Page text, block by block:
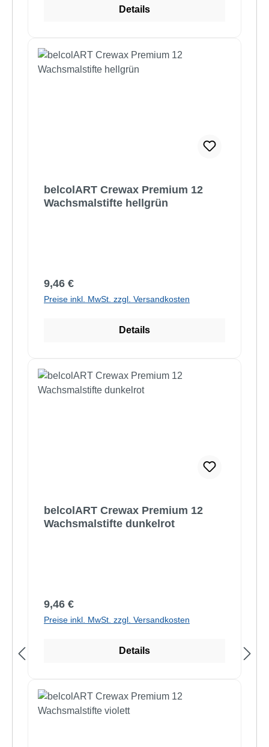
Details
belcolART Crewax Premium 12
Wachsmalstifte hellgrün
Regulärer Preis:
9,46 €
Preise inkl. MwSt. zzgl. Versandkosten
Details
belcolART Crewax Premium 12
Wachsmalstifte dunkelrot
Regulärer Preis:
9,46 €
Preise inkl. MwSt. zzgl. Versandkosten
Details